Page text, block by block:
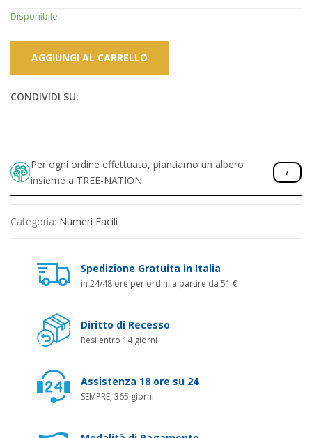
Disponibile
AGGIUNGI AL CARRELLO
CONDIVIDI SU:
Per ogni ordine effettuato, piantiamo un albero
insieme a TREE-NATION.
Categoria: Numeri Facili
Spedizione Gratuita in Italia
in 24/48 ore per ordini a partire da 51 €
Diritto di Recesso
Resi entro 14 giorni
Assistenza 18 ore su 24
SEMPRE, 365 giorni